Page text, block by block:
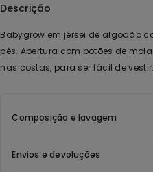
Descrição
Babygrow em jérsei de algodão
pés. Abertura com botões de
nas costas, para ser fácil de vestir.
Composição e lavagem
Envios e devoluções